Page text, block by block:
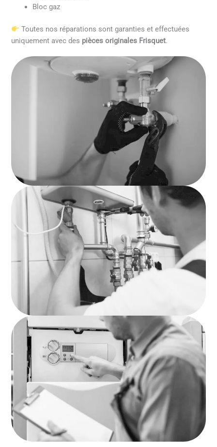
Bloc gaz
Toutes nos réparations sont garanties et effectuées
uniquement avec des pièces originales Frisquet.